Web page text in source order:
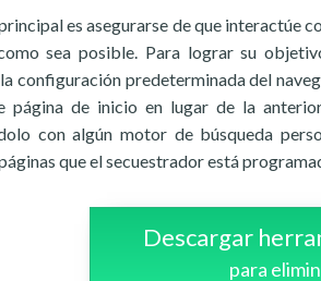
es asegurarse de que interactúe
sea posible. Para lograr su
configuración predeterminada del
página de inicio en lugar de la
con algún motor de búsqueda
que el secuestrador está
Descargar
para